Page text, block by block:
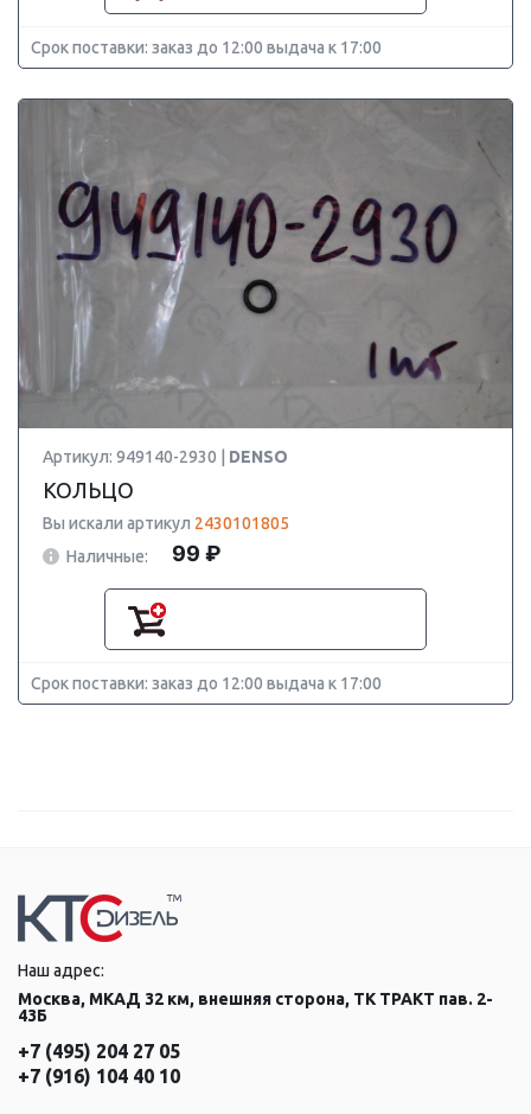
Срок поставки: заказ до 12:00 выдача к 17:00
Артикул: 949140-2930 | DENSO
КОЛЬЦО
Вы искали артикул 2430101805
Наличные:
99 ₽
Срок поставки: заказ до 12:00 выдача к 17:00
Наш адрес:
Москва, МКАД 32 км, внешняя сторона, ТК ТРАКТ пав. 2-
43Б
+7 (495) 204 27 05
+7 (916) 104 40 10